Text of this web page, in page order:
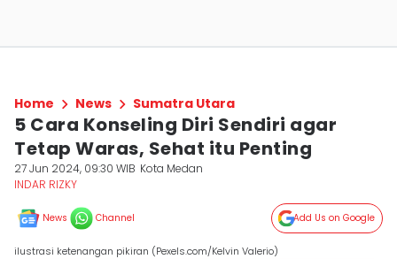
Home News Sumatra Utara
5 Cara Konseling Diri Sendiri agar
Tetap Waras, Sehat itu Penting
27 Jun 2024, 09:30 WIB Kota Medan
INDAR RIZKY
News Channel Add Us on Google
ilustrasi ketenangan pikiran (Pexels.com/Kelvin Valerio)